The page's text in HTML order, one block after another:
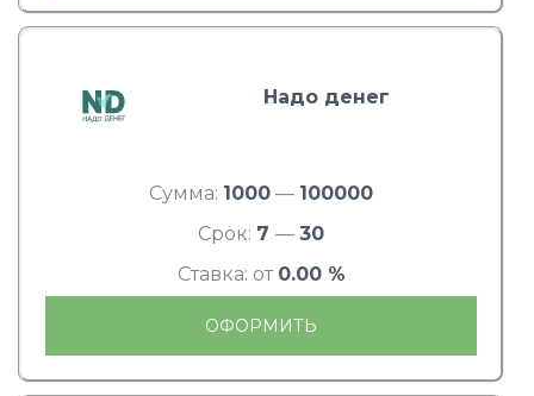
Надо денег
Сумма: 1000 — 100000
Срок: 7 — 30
Ставка: от 0.00 %
ОФОРМИТЬ